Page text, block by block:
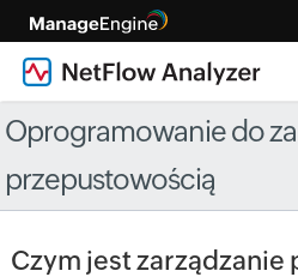
Oprogramowanie do
przepustowością
Czym jest